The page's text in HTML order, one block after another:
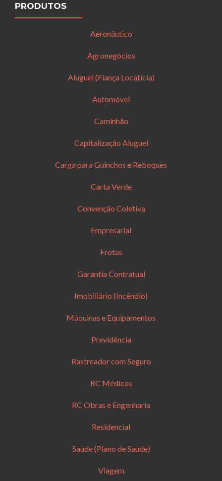
PRODUTOS
Aeronáutico
Agronegócios
Aluguel (Fiança Locatícia)
Automóvel
Caminhão
Capitalização Aluguel
Carga para Guinchos e Reboques
Carta Verde
Convenção Coletiva
Empresarial
Frotas
Garantia Contratual
Imobiliário (Incêndio)
Máquinas e Equipamentos
Previdência
Rastreador com Seguro
RC Médicos
RC Obras e Engenharia
Residencial
Saúde (Plano de Saúde)
Viagem